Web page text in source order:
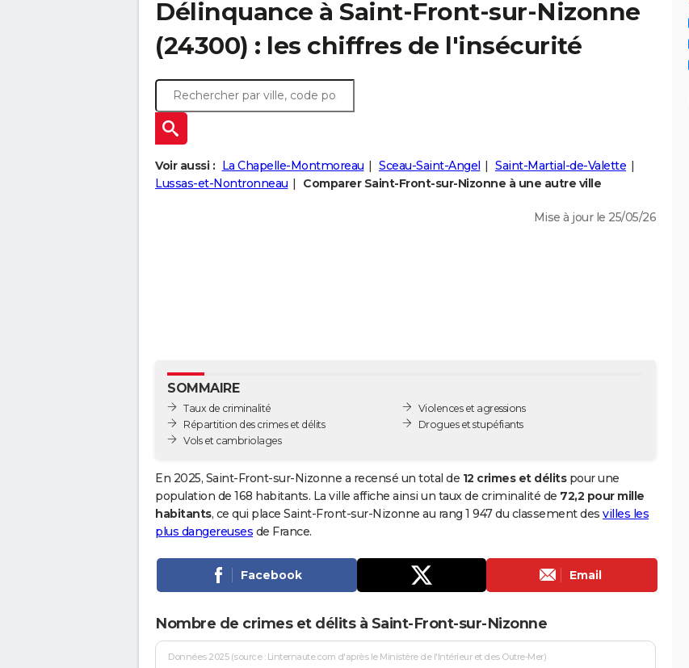
Délinquance à Saint-Front-sur-Nizonne
(24300) : les chiffres de l'insécurité
Voir aussi : La Chapelle-Montmoreau Sceau-Saint-Angel
Saint-Martial-de-Valette
Lussas-et-Nontronneau
Comparer Saint-Front-sur-Nizonne à une autre ville
Mise à jour le 25/05/26
SOMMAIRE
Taux de criminalité
Répartition des crimes et délits
Vols et cambriolages
Violences et agressions
Drogues et stupéfiants
En 2025, Saint-Front-sur-Nizonne a recensé un total de 12 crimes et délitspour une
population de 168 habitants. La ville affiche ainsi un taux de criminalité de 72,2 pour mille
habitants, ce qui place Saint-Front-sur-Nizonne au rang 1 947 du classement des villes les
plus dangereuses de France.
Facebook Email
Nombre de crimes et délits à Saint-Front-sur-Nizonne
Données 2025 (source : Linternaute.com d'après le Ministère de l'Intérieur et des Outre-Mer)